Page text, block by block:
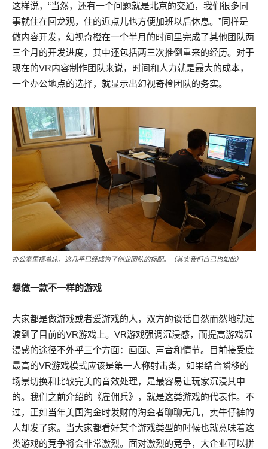
这样说，“当然，还有一个问题就是北京的交通，我们很多同
事就住在回龙观，住的近点儿也方便加班以后休息。”同样是
做内容开发，幻视奇橙在一个半月的时间里完成了其他团队两
三个月的开发进度，其中还包括两三次推倒重来的经历。对于
现在的VR内容制作团队来说，时间和人力就是最大的成本，
一个办公地点的选择，就显示出幻视奇橙团队的务实。
办公室里摆着床，这几乎已经成为了创业团队的标配。（其实我们自己也如此）
想做一款不一样的游戏
大家都是做游戏或者爱游戏的人，双方的谈话自然而然地就过
渡到了目前的VR游戏上。VR游戏强调沉浸感，而提高游戏沉
浸感的途径不外乎三个方面：画面、声音和情节。目前接受度
最高的VR游戏模式应该是第一人称射击类，如果结合瞬移的
场景切换和比较完美的音效处理，是最容易让玩家沉浸其中
的。我们之前介绍的《雇佣兵》，就是这类游戏的代表作。不
过，正如当年美国淘金时发财的淘金者聊聊无几，卖牛仔裤的
人却发了家。当大家都看好某个游戏类型的时候也就意味着这
类游戏的竞争将会非常激烈。面对激烈的竞争，大企业可以拼